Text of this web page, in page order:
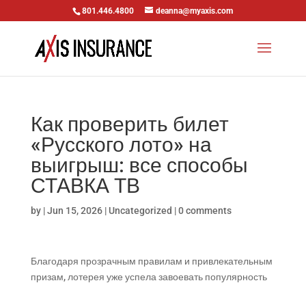
801.446.4800 deanna@myaxis.com
Как проверить билет
«Русского лото» на
выигрыш: все способы
СТАВКА ТВ
by |Jun 15, 2026| Uncategorized |0 comments
Благодаря прозрачным правилам и привлекательным
призам, лотерея уже успела завоевать популярность